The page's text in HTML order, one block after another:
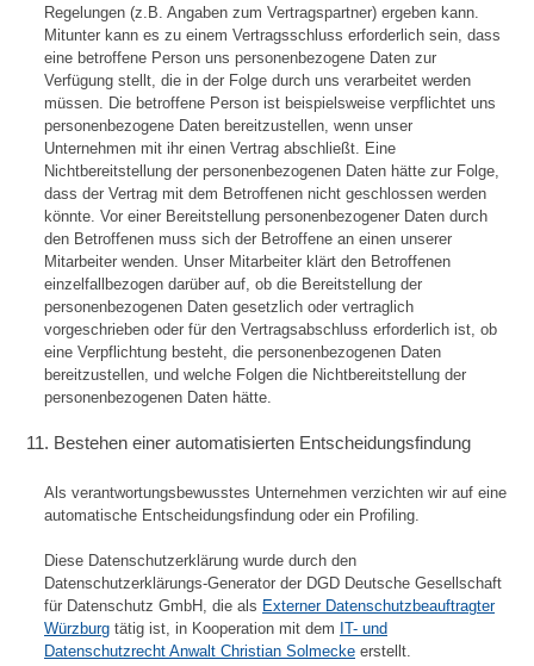
Regelungen (z.B. Angaben zum Vertragspartner) ergeben kann.
Mitunter kann es zu einem Vertragsschluss erforderlich sein, dass
eine betroffene Person uns personenbezogene Daten zur
Verfügung stellt, die in der Folge durch uns verarbeitet werden
müssen. Die betroffene Person ist beispielsweise verpflichtet uns
personenbezogene Daten bereitzustellen, wenn unser
Unternehmen mit ihr einen Vertrag abschließt. Eine
Nichtbereitstellung der personenbezogenen Daten hätte zur Folge,
dass der Vertrag mit dem Betroffenen nicht geschlossen werden
könnte. Vor einer Bereitstellung personenbezogener Daten durch
den Betroffenen muss sich der Betroffene an einen unserer
Mitarbeiter wenden. Unser Mitarbeiter klärt den Betroffenen
einzelfallbezogen darüber auf, ob die Bereitstellung der
personenbezogenen Daten gesetzlich oder vertraglich
vorgeschrieben oder für den Vertragsabschluss erforderlich ist, ob
eine Verpflichtung besteht, die personenbezogenen Daten
bereitzustellen, und welche Folgen die Nichtbereitstellung der
personenbezogenen Daten hätte.
11. Bestehen einer automatisierten Entscheidungsfindung
Als verantwortungsbewusstes Unternehmen verzichten wir auf eine
automatische Entscheidungsfindung oder ein Profiling.
Diese Datenschutzerklärung wurde durch den
Datenschutzerklärungs-Generator der DGD Deutsche Gesellschaft
für Datenschutz GmbH, die als Externer Datenschutzbeauftragter
Würzburg tätig ist, in Kooperation mit dem IT- und
Datenschutzrecht Anwalt Christian Solmecke erstellt.